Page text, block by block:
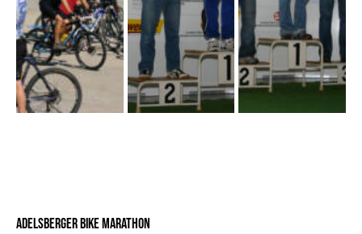
ADELSBERGER BIKE MARATHON